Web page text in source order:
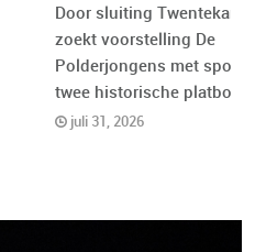
Door sluiting Twentekanaal
zoekt voorstelling De
Polderjongens met spoed
twee historische platbodems
juli 31, 2026